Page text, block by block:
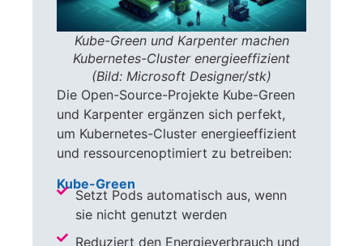
Kube-Green und Karpenter machen
Kubernetes-Cluster energieeffizient
(Bild: Microsoft Designer/stk)
Die Open-Source-Projekte Kube-Green
und Karpenter ergänzen sich perfekt,
um Kubernetes-Cluster energieeffizient
und ressourcenoptimiert zu betreiben:
Kube-Green
Setzt Pods automatisch aus, wenn
sie nicht genutzt werden
Reduziert den Energieverbrauch und